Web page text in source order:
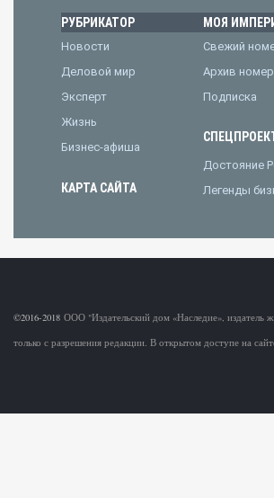
РУБРИКАТОР
Новости
Деловой мир
Эксперт
Жизнь
Бизнес-афиша
КАРТА САЙТА
МОЯ
Свежий
Архив
Подписка
Достояние
Легенды
©2016-2018 ООО "Издательский дом «Наследие»,
только с разрешения редакции. В открытом доступе на